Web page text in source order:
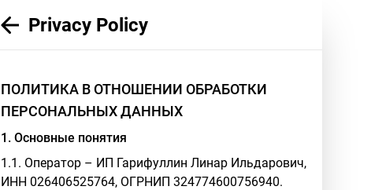
Privacy Policy
ПОЛИТИКА В ОТНОШЕНИИ ОБРАБОТКИ
ПЕРСОНАЛЬНЫХ ДАННЫХ
1. Основные понятия
1.1. Оператор – ИП Гарифуллин Линар Ильдарович,
ИНН 026406525764, ОГРНИП 324774600756940.